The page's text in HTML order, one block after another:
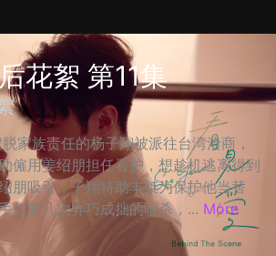
花絮 第11集
家族责任的杨子翔被派往台湾洽商，
僱用姜绍朋担任看护，想趁机逃离得到
朋吸引，子翔特助丰桀为保护他当替
信家几次弄巧成拙的暗杀，... More